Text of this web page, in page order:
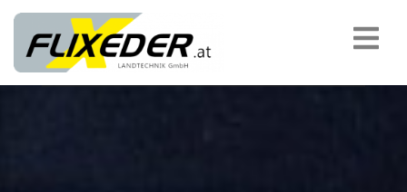
padding-top:
MASCHINENÜBERGABEN